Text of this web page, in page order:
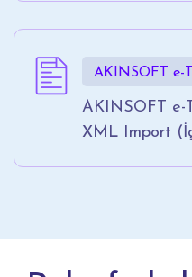
AKINSOFT e-
AKINSOFT e-
XML Import